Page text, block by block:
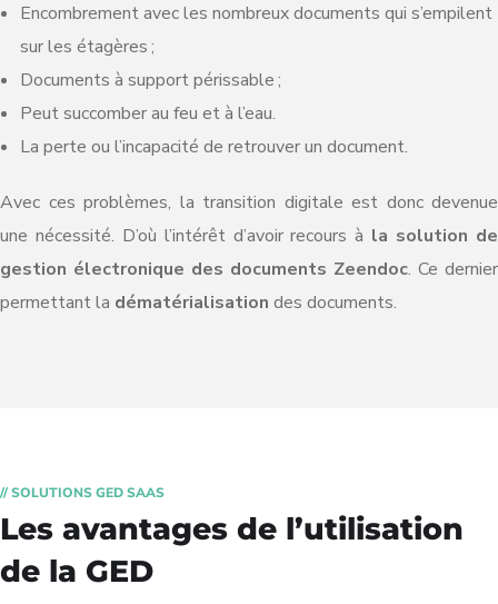
Encombrement avec les nombreux documents qui s’empilent
sur les étagères ;
Documents à support périssable ;
Peut succomber au feu et à l’eau.
La perte ou l’incapacité de retrouver un document.
Avec ces problèmes, la transition digitale est donc devenue
une nécessité. D’où l’intérêt d’avoir recours à la solution de
gestion électronique des documents Zeendoc. Ce dernier
permettant la dématérialisation des documents.
// SOLUTIONS GED SAAS
Les avantages de l’utilisation
de la GED